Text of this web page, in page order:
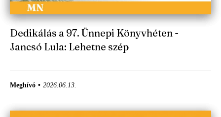
Dedikálás a 97. Ünnepi Könyvhéten -
Jancsó Lula: Lehetne szép
Meghívó 2026.06.13.